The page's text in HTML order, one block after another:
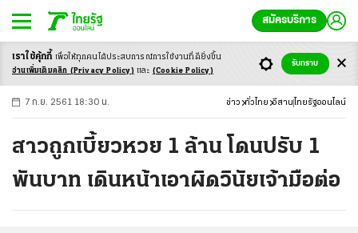
สมัครบริการ
-ก ก ก+
7 ก.ย. 2561 18:30 น. ข่าว ทั่วไทย อีสาน ไทยรัฐออนไลน์
สาวถูกเบี้ยวหวย 1 ล้าน โดนปรับ 1
พันบาท เดินหน้าเอาผิดวินัยเจ้ามือต่อ
เราใช้คุ้กกี้ เพื่อให้ทุกคนได้ประสบการณ์การใช้งานที่ดียิ่งขึ้น
อ่านเพิ่มเติมคลิก (Privacy Policy) และ (Cookie Policy)
รับทราบ